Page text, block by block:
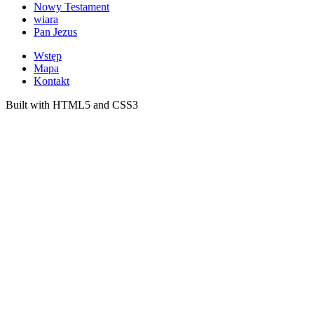
Nowy Testament
wiara
Pan Jezus
Wstęp
Mapa
Kontakt
Built with HTML5 and CSS3